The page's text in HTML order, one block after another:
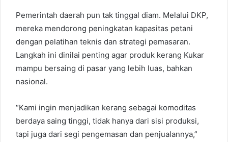
Pemerintah daerah pun tak tinggal diam. Melalui DKP,
mereka mendorong peningkatan kapasitas petani
dengan pelatihan teknis dan strategi pemasaran.
Langkah ini dinilai penting agar produk kerang Kukar
mampu bersaing di pasar yang lebih luas, bahkan
nasional.
“Kami ingin menjadikan kerang sebagai komoditas
berdaya saing tinggi, tidak hanya dari sisi produksi,
tapi juga dari segi pengemasan dan penjualannya,”